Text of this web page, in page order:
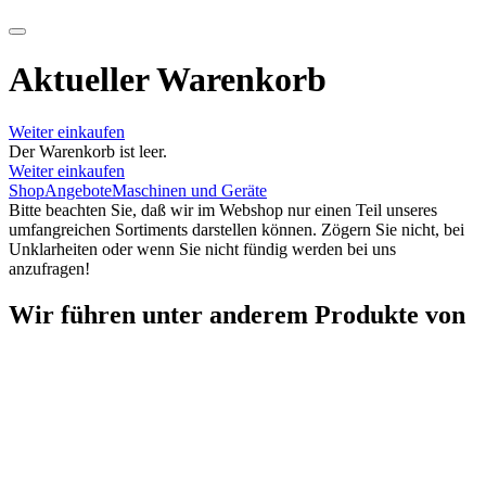
Aktueller Warenkorb
Weiter einkaufen
Der Warenkorb ist leer.
Weiter einkaufen
ShopAngeboteMaschinen und Geräte
Bitte beachten Sie, daß wir im Webshop nur einen Teil unseres
umfangreichen Sortiments darstellen können. Zögern Sie nicht, bei
Unklarheiten oder wenn Sie nicht fündig werden bei uns
anzufragen!
Wir führen unter anderem Produkte von